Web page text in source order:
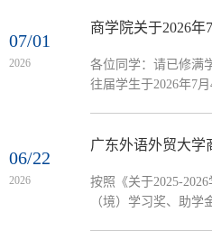
26号），结合我院实
的具有中华人民共和
的表现优异的全日制
07/01
2026
各位同学：请已修满
往届学生于2026年7
核但成绩尚未录入系
独出具成绩证明，拿
址：广州市番禺区广
06/22
2026
按照《关于2025-
（境）学习奖、助学